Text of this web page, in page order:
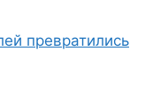
превратились